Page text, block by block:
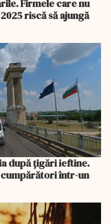
Firmele care nu
riscă să ajungă
după țigări ieftine.
cumpărători într-un